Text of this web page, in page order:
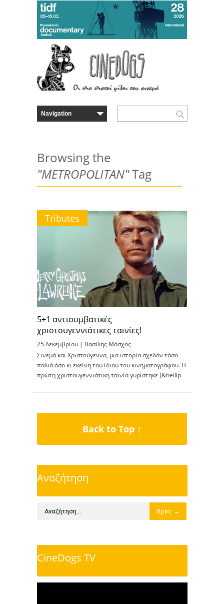
Browsing the
"METROPOLITAN"Tag
Tributes
5+1 αντισυμβατικές
χριστουγεννιάτικες ταινίες!
25 Δεκεμβρίου | Βασίλης Μόσχος
Σινεμά και Χριστούγεννα, μια ιστορία σχεδόν τόσο
παλιά όσο κι εκείνη του ίδιου του κινηματογράφου. Η
πρώτη χριστουγεννιάτικη ταινία γυρίστηκε [&hellip
Back to Top ↑
Αναζήτηση
CineDogs TV